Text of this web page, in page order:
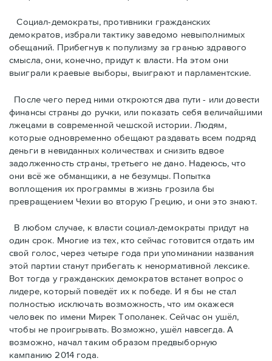
Cоциал-демократы, противники гражданских
демократов, избрали тактику заведомо невыполнимых
обещаний. Прибегнув к популизму за гранью здравого
смысла, они, конечно, придут к власти. На этом они
выиграли краевые выборы, выиграют и парламентские.
После чего перед ними откроются два пути - или довести
финансы страны до ручки, или показать себя величайшими
лжецами в современной чешской истории. Людям,
которые одновременно обещают раздавать всем подряд
деньги в невиданных количествах и снизить вдвое
задолженность страны, третьего не дано. Надеюсь, что
они всё же обманщики, а не безумцы. Попытка
воплощения их программы в жизнь грозила бы
превращением Чехии во вторую Грецию, и они это знают.
В любом случае, к власти социал-демократы придут на
один срок. Многие из тех, кто сейчас готовится отдать им
свой голос, через четыре года при упоминании названия
этой партии станут прибегать к ненормативной лексике.
Вот тогда у гражданских демократов встанет вопрос о
лидере, который поведёт их к победе. И я бы не стал
полностью исключать возможность, что им окажеся
человек по имени Мирек Тополанек. Сейчас он ушёл,
чтобы не проигрывать. Возможно, ушёл навсегда. А
возможно, начал таким образом предвыборную
кампанию 2014 года.